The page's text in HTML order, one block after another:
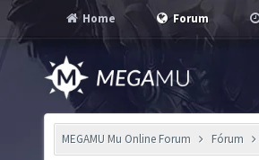
Home Forum
MEGAMU Mu Online Forum Fórum